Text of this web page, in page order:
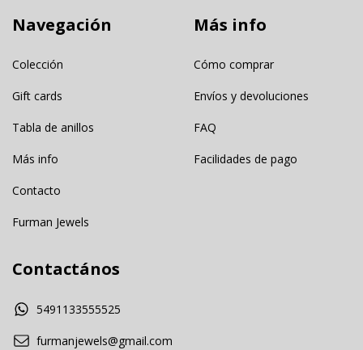
Navegación
Colección
Gift cards
Tabla de anillos
Más info
Contacto
Furman Jewels
Más info
Cómo comprar
Envíos y devoluciones
FAQ
Facilidades de pago
Contactános
5491133555525
furmanjewels@gmail.com